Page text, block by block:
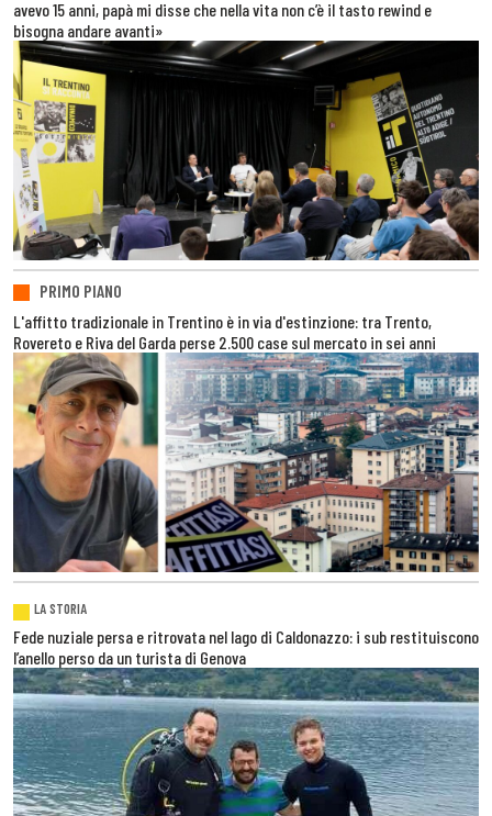
avevo 15 anni, papà mi disse che nella vita non c’è il tasto rewind e
bisogna andare avanti»
PRIMO PIANO
L'affitto tradizionale in Trentino è in via d'estinzione: tra Trento,
Rovereto e Riva del Garda perse 2.500 case sul mercato in sei anni
LA STORIA
Fede nuziale persa e ritrovata nel lago di Caldonazzo: i sub restituiscono
l’anello perso da un turista di Genova